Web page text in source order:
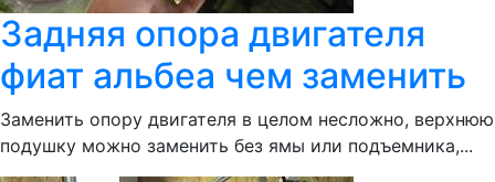
Задняя опора двигателя
фиат альбеа чем заменить
Заменить опору двигателя в целом несложно, верхнюю
подушку можно заменить без ямы или подъемника,...